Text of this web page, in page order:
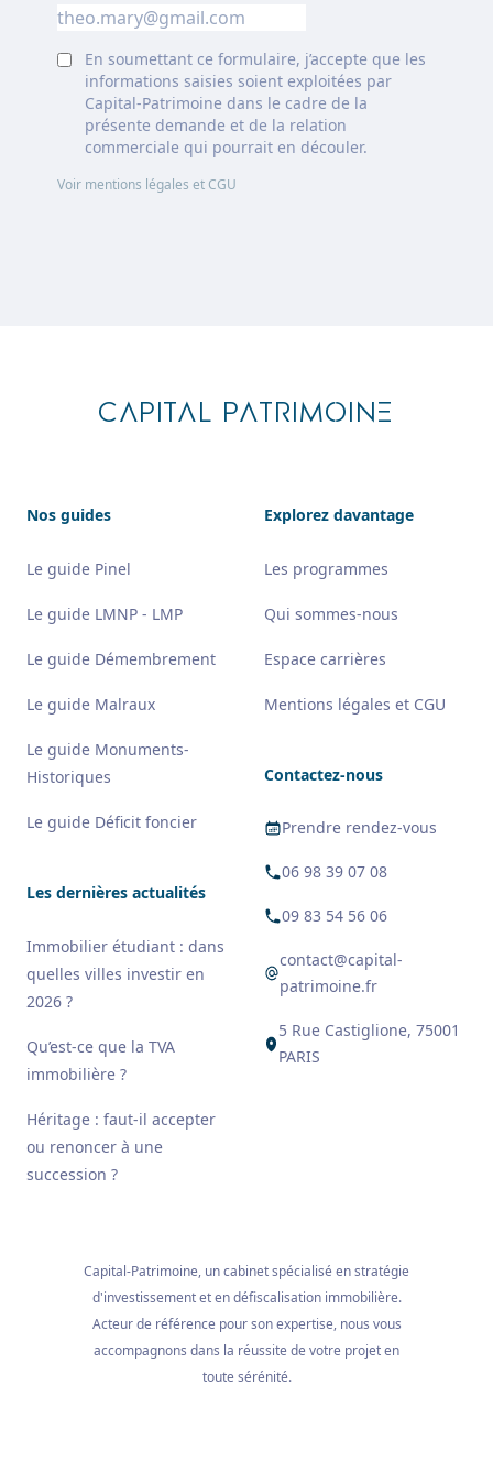
En soumettant ce formulaire, j’accepte que les
informations saisies soient exploitées par
Capital-Patrimoine dans le cadre de la
présente demande et de la relation
commerciale qui pourrait en découler.
Voir mentions légales et CGU
CAPITAL PATRIMOINE
Nos guides
Le guide Pinel
Le guide LMNP - LMP
Le guide Démembrement
Le guide Malraux
Le guide Monuments-
Historiques
Le guide Déficit foncier
Les dernières actualités
Immobilier étudiant : dans
quelles villes investir en
2026 ?
Qu’est-ce que la TVA
immobilière ?
Héritage : faut-il accepter
ou renoncer à une
succession ?
Explorez davantage
Les programmes
Qui sommes-nous
Espace carrières
Mentions légales et CGU
Contactez-nous
Prendre rendez-vous
06 98 39 07 08
09 83 54 56 06
contact@capital-
patrimoine.fr
5 Rue Castiglione, 75001
PARIS
Capital-Patrimoine, un cabinet spécialisé en stratégie
d'investissement et en défiscalisation immobilière.
Acteur de référence pour son expertise, nous vous
accompagnons dans la réussite de votre projet en
toute sérénité.